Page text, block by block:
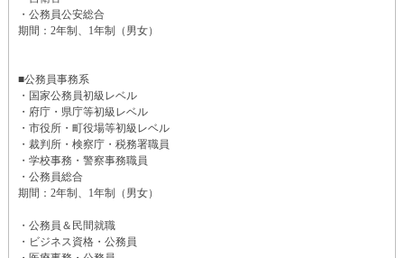
・公務員公安総合
期間：2年制、1年制（男女）
■公務員事務系
・国家公務員初級レベル
・府庁・県庁等初級レベル
・市役所・町役場等初級レベル
・裁判所・検察庁・税務署職員
・学校事務・警察事務職員
・公務員総合
期間：2年制、1年制（男女）
・公務員＆民間就職
・ビジネス資格・公務員